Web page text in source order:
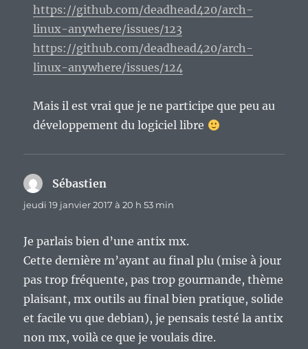
https://github.com/deadhead420/arch-
linux-anywhere/issues/123
https://github.com/deadhead420/arch-
linux-anywhere/issues/124
Mais il est vrai que je ne participe que peu au
développement du logiciel libre
Sébastien
jeudi 19 janvier 2017 à 20 h 53 min
Je parlais bien d’une antix mx.
Cette dernière m’ayant au final plu (mise à jour
pas trop fréquente, pas trop gourmande, thème
plaisant, mx outils au final bien pratique, solide
et facile vu que debian), je pensais testé la antix
non mx, voilà ce que je voulais dire.